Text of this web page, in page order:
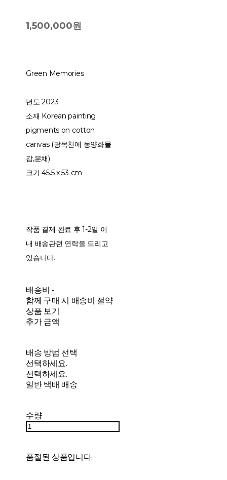
1,500,000원
Green Memories
년도 2023
소재 Korean painting
pigments on cotton
canvas (광목천에 동양화물
감,분채)
크기 45.5 x 53 cm
작품 결제 완료 후 1-2일 이
내 배송관련 연락을 드리고
있습니다.
배송비 -
함께 구매 시 배송비 절약
상품 보기
추가 금액
배송 방법 선택
선택하세요.
선택하세요.
일반 택배 배송
수량
품절된 상품입니다.